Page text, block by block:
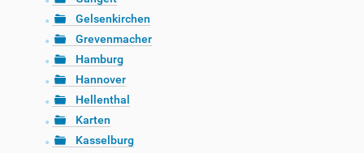
Gelsenkirchen
Grevenmacher
Hamburg
Hannover
Hellenthal
Karten
Kasselburg